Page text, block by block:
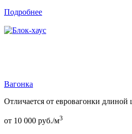
Подробнее
Вагонка
Отличается от евровагонки
от 10 000 руб./м3